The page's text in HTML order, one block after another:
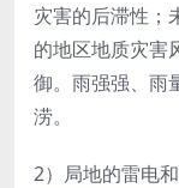
灾害的后滞性；
的地区地质灾害
御。雨强强、雨
涝。
2）局地的雷电